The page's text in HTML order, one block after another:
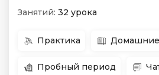
Занятий: 32 урока
Практика Домашние
Пробный период